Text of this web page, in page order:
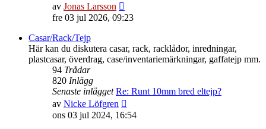
av Jonas Larsson
till
inlägget
fre 03 jul 2026, 09:23
Casar/Rack/Tejp
Här kan du diskutera casar, rack, racklådor, inredningar,
plastcasar, överdrag, case/inventariemärkningar, gaffatejp mm.
94 Trådar
820 Inlägg
Senaste inlägget Re: Runt 10mm bred eltejp?
av Nicke Löfgren
till
ons 03 jul 2024, 16:54